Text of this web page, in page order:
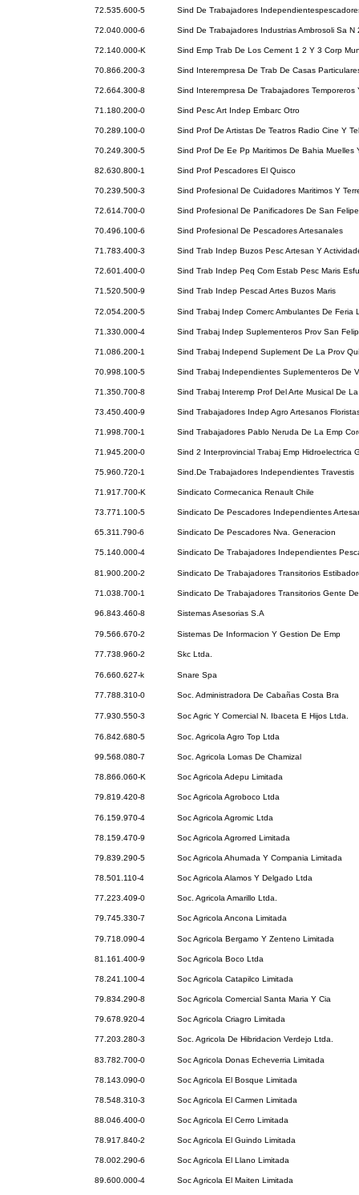
72.535.600-5 Sind De Trabajadores
72.040.000-6 Sind De Trabajadores Industrias Ambrosoli Sa N
72.140.000-K Sind Emp Trab De Los Cement 1 2 Y 3 Corp
70.866.200-3 Sind Interempresa De Trab De Casas
72.664.300-8 Sind Interempresa De Trabajadores Temporeros
71.180.200-0 Sind Pesc Art Indep Embarc Otro
70.289.100-0 Sind Prof De Artistas De Teatros Radio Cine Y
70.249.300-5 Sind Prof De Ee Pp Maritimos De Bahia Muelles
82.630.800-1 Sind Prof Pescadores El Quisco
70.239.500-3 Sind Profesional De Cuidadores Maritimos Y
72.614.700-0 Sind Profesional De Panificadores De San Felipe
70.496.100-6 Sind Profesional De Pescadores Artesanales
71.783.400-3 Sind Trab Indep Buzos Pesc Artesan Y
72.601.400-0 Sind Trab Indep Peq Com Estab Pesc Maris
71.520.500-9 Sind Trab Indep Pescad Artes Buzos Maris
72.054.200-5 Sind Trabaj Indep Comerc Ambulantes De Feria
71.330.000-4 Sind Trabaj Indep Suplementeros Prov San
71.086.200-1 Sind Trabaj Independ Suplement De La Prov
70.998.100-5 Sind Trabaj Independientes Suplementeros De
71.350.700-8 Sind Trabaj Interemp Prof Del Arte Musical De
73.450.400-9 Sind Trabajadores Indep Agro Artesanos
71.998.700-1 Sind Trabajadores Pablo Neruda De La Emp
71.945.200-0 Sind 2 Interprovincial Trabaj Emp Hidroelectrica
75.960.720-1 Sind.De Trabajadores Independientes Travestis
71.917.700-K Sindicato Cormecanica Renault Chile
73.771.100-5 Sindicato De Pescadores Independientes
65.311.790-6 Sindicato De Pescadores Nva. Generacion
75.140.000-4 Sindicato De Trabajadores Independientes
81.900.200-2 Sindicato De Trabajadores Transitorios
71.038.700-1 Sindicato De Trabajadores Transitorios Gente
96.843.460-8 Sistemas Asesorias S.A
79.566.670-2 Sistemas De Informacion Y Gestion De Emp
77.738.960-2 Skc Ltda.
76.660.627-k Snare Spa
77.788.310-0 Soc. Administradora De Cabañas Costa Bra
77.930.550-3 Soc Agric Y Comercial N. Ibaceta E Hijos Ltda.
76.842.680-5 Soc. Agricola Agro Top Ltda
99.568.080-7 Soc. Agricola Lomas De Chamizal
78.866.060-K Soc Agricola Adepu Limitada
79.819.420-8 Soc Agricola Agroboco Ltda
76.159.970-4 Soc Agricola Agromic Ltda
78.159.470-9 Soc Agricola Agrorred Limitada
79.839.290-5 Soc Agricola Ahumada Y Compania Limitada
78.501.110-4 Soc Agricola Alamos Y Delgado Ltda
77.223.409-0 Soc. Agricola Amarillo Ltda.
79.745.330-7 Soc Agricola Ancona Limitada
79.718.090-4 Soc Agricola Bergamo Y Zenteno Limitada
81.161.400-9 Soc Agricola Boco Ltda
78.241.100-4 Soc Agricola Catapilco Limitada
79.834.290-8 Soc Agricola Comercial Santa Maria Y Cia
79.678.920-4 Soc Agricola Criagro Limitada
77.203.280-3 Soc. Agricola De Hibridacion Verdejo Ltda.
83.782.700-0 Soc Agricola Donas Echeverria Limitada
78.143.090-0 Soc Agricola El Bosque Limitada
78.548.310-3 Soc Agricola El Carmen Limitada
88.046.400-0 Soc Agricola El Cerro Limitada
78.917.840-2 Soc Agricola El Guindo Limitada
78.002.290-6 Soc Agricola El Llano Limitada
89.600.000-4 Soc Agricola El Maiten Limitada